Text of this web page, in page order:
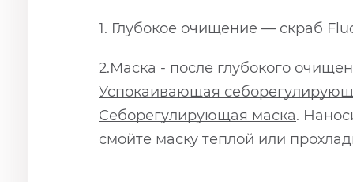
1. Глубокое очищение — скраб
2.Маска - после глубокого
Успокаивающая
Себорегулирующая маска.
смойте маску теплой или